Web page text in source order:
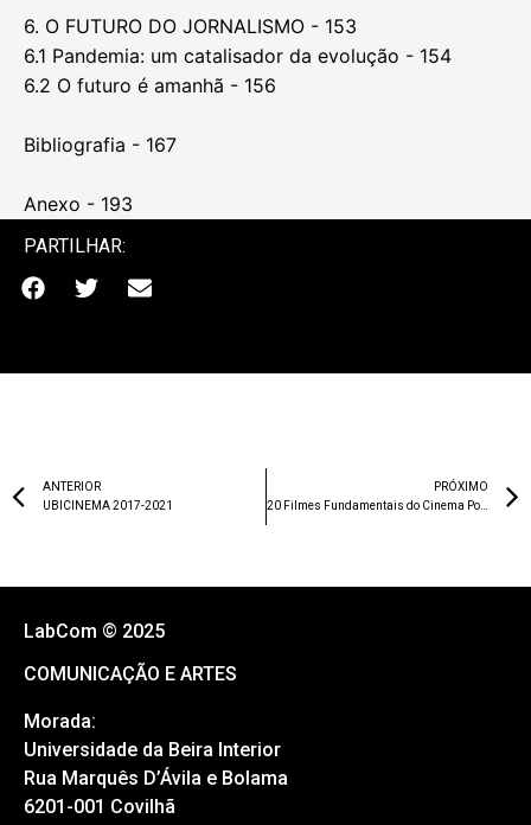
6. O FUTURO DO JORNALISMO - 153
6.1 Pandemia: um catalisador da evolução - 154
6.2 O futuro é amanhã - 156
Bibliografia - 167
Anexo - 193
PARTILHAR:
ANTERIOR
UBICINEMA 2017-2021
PRÓXIMO
20 Filmes Fundamentais do Cinema Português
LabCom © 2025
COMUNICAÇÃO E ARTES
Morada:
Universidade da Beira Interior
Rua Marquês D’Ávila e Bolama
6201-001 Covilhã